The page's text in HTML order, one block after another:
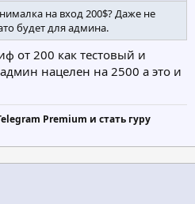
на вход 200$? Даже не
будет для админа.
от 200 как тестовый и
нацелен на 2500 а это и
Premium и стать гуру